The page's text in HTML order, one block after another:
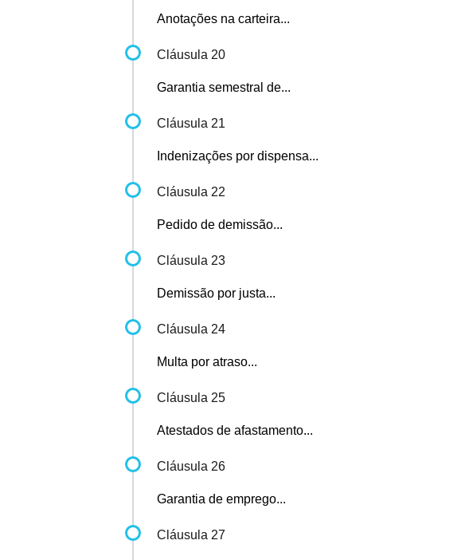
Anotações na carteira...
Cláusula 20
Garantia semestral de...
Cláusula 21
Indenizações por dispensa...
Cláusula 22
Pedido de demissão...
Cláusula 23
Demissão por justa...
Cláusula 24
Multa por atraso...
Cláusula 25
Atestados de afastamento...
Cláusula 26
Garantia de emprego...
Cláusula 27